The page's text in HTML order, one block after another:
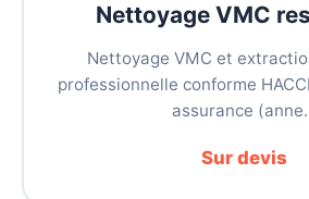
Nettoyage VMC
Nettoyage VMC et
professionnelle conforme
assurance
Sur devis